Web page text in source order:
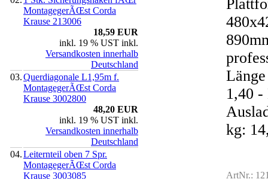
MontagegerÃŒst Corda
Krause 213006
18,59 EUR
inkl. 19 % UST inkl.
Versandkosten innerhalb
Deutschland
03.Querdiagonale L1,95m f.
MontagegerÃŒst Corda
Krause 3002800
48,20 EUR
inkl. 19 % UST inkl.
Versandkosten innerhalb
Deutschland
04.Leiternteil oben 7 Spr.
MontagegerÃŒst Corda
Krause 3003085
1,40 -
kg:
ArtNr.: